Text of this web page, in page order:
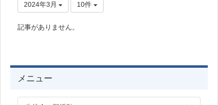
2024年3月 10件
記事がありません。
メニュー